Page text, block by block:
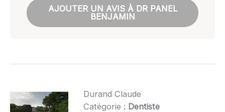
AJOUTER UN AVIS À DR PANEL
BENJAMIN
Durand Claude
Catégorie : Dentiste